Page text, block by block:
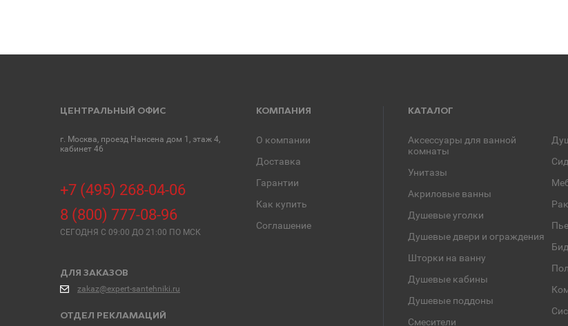
ЦЕНТРАЛЬНЫЙ ОФИС
г. Москва, проезд Нансена дом 1, этаж 4,
кабинет 46
+7 (495) 268-04-06
8 (800) 777-08-96
СЕГОДНЯ C 09:00 ДО 21:00 ПО МСК
ДЛЯ ЗАКАЗОВ
zakaz@expert-santehniki.ru
ОТДЕЛ РЕКЛАМАЦИЙ
КОМПАНИЯ
О компании
Доставка
Гарантии
Как купить
Соглашение
КАТАЛОГ
Аксессуары для ванной
комнаты
Унитазы
Акриловые ванны
Душевые уголки
Душевые двери и ограждения
Шторки на ванну
Душевые кабины
Душевые поддоны
Смесители